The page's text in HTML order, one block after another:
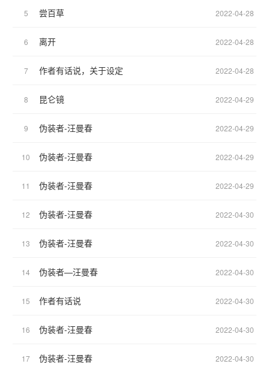
5 尝百草 2022-04-28
6 离开 2022-04-28
7 作者有话说，关于设定 2022-04-28
8 昆仑镜 2022-04-29
9 伪装者-汪曼春 2022-04-29
10 伪装者-汪曼春 2022-04-29
11 伪装者-汪曼春 2022-04-29
12 伪装者-汪曼春 2022-04-30
13 伪装者-汪曼春 2022-04-30
14 伪装者—汪曼春 2022-04-30
15 作者有话说 2022-04-30
16 伪装者-汪曼春 2022-04-30
17 伪装者-汪曼春 2022-04-30